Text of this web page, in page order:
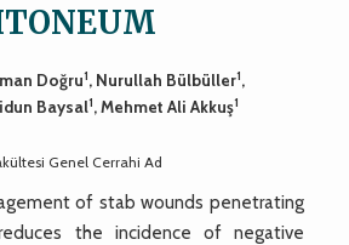
Doğru1, Nurullah Bülbüller1,
Baysal1, Mehmet Ali Akkuş1
Genel Cerrahi Ad
of stab wounds penetrating
the incidence of negative